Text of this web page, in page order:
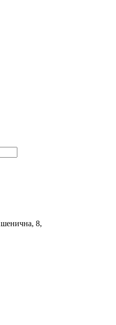
8,